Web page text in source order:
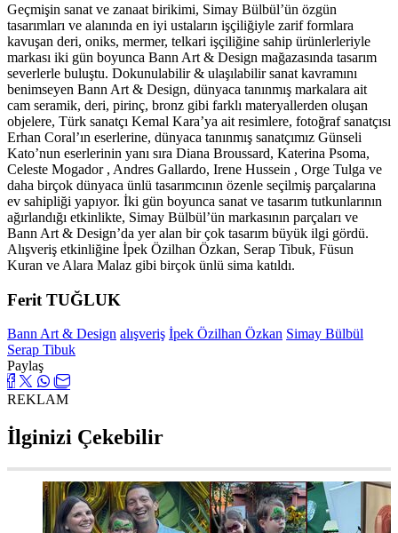
Geçmişin sanat ve zanaat birikimi, Simay Bülbül’ün özgün
tasarımları ve alanında en iyi ustaların işçiliğiyle zarif formlara
kavuşan deri, oniks, mermer, telkari işçiliğine sahip ürünlerleriyle
markası iki gün boyunca Bann Art & Design mağazasında tasarım
severlerle buluştu. Dokunulabilir & ulaşılabilir sanat kavramını
benimseyen Bann Art & Design, dünyaca tanınmış markalara ait
cam seramik, deri, pirinç, bronz gibi farklı materyallerden oluşan
objelere, Türk sanatçı Kemal Kara’ya ait resimlere, fotoğraf sanatçısı
Erhan Coral’ın eserlerine, dünyaca tanınmış sanatçımız Günseli
Kato’nun eserlerinin yanı sıra Diana Broussard, Katerina Psoma,
Celeste Mogador , Andres Gallardo, Irene Hussein , Orge Tulga ve
daha birçok dünyaca ünlü tasarımcının özenle seçilmiş parçalarına
ev sahipliği yapıyor. İki gün boyunca sanat ve tasarım tutkunlarının
ağırlandığı etkinlikte, Simay Bülbül’ün markasının parçaları ve
Bann Art & Design’da yer alan bir çok tasarım büyük ilgi gördü.
Alışveriş etkinliğine İpek Özilhan Özkan, Serap Tibuk, Füsun
Kuran ve Alara Malaz gibi birçok ünlü sima katıldı.
Ferit TUĞLUK
Bann Art & Design alışveriş İpek Özilhan Özkan Simay Bülbül
Serap Tibuk
Paylaş
REKLAM
İlginizi Çekebilir